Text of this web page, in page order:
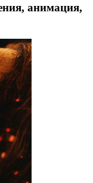
анимация,